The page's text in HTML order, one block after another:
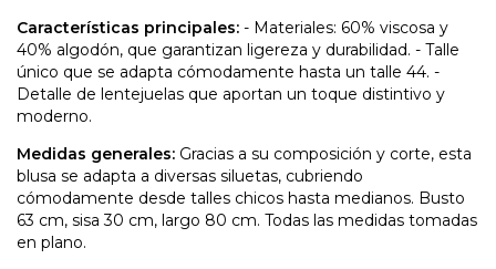
Características principales: - Materiales: 60% viscosa y
40% algodón, que garantizan ligereza y durabilidad. - Talle
único que se adapta cómodamente hasta un talle 44. -
Detalle de lentejuelas que aportan un toque distintivo y
moderno.
Medidas generales: Gracias a su composición y corte, esta
blusa se adapta a diversas siluetas, cubriendo
cómodamente desde talles chicos hasta medianos. Busto
63 cm, sisa 30 cm, largo 80 cm. Todas las medidas tomadas
en plano.